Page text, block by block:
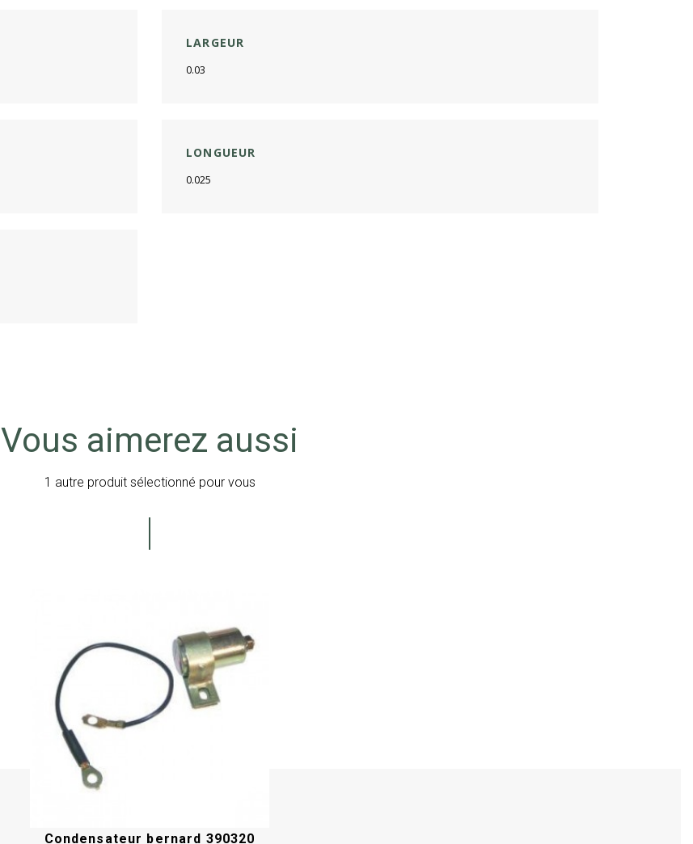
LARGEUR
0.03
LONGUEUR
0.025
Vous aimerez aussi
1 autre produit sélectionné pour vous
Condensateur bernard 390320